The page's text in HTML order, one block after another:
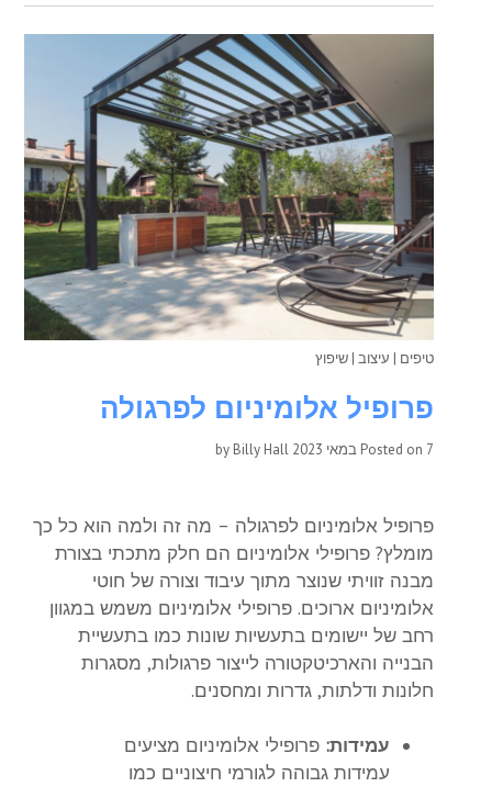
טיפים | עיצוב |שיפוץ
פרופיל אלומיניום לפרגולה
Posted on 7 במאי 2023 by
Billy Hall
פרופיל אלומיניום לפרגולה – מה זה ולמה הוא כל כך
מומלץ? פרופילי אלומיניום הם חלק מתכתי בצורת
מבנה זוויתי שנוצר מתוך עיבוד וצורה של חוטי
אלומיניום ארוכים. פרופילי אלומיניום משמש במגוון
רחב של יישומים בתעשיות שונות כמו בתעשיית
הבנייה והארכיטקטורה לייצור פרגולות, מסגרות
חלונות ודלתות, גדרות ומחסנים.
עמידות: פרופילי אלומיניום מציעים
עמידות גבוהה לגורמי חיצוניים כמו